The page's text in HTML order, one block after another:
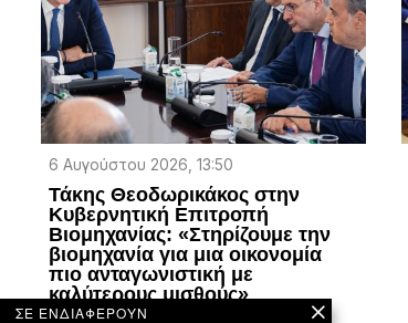
6 Αυγούστου 2026, 13:50
Τάκης Θεοδωρικάκος στην
Κυβερνητική Επιτροπή
Βιομηχανίας: «Στηρίζουμε την
βιομηχανία για μια οικονομία
πιο ανταγωνιστική με
καλύτερους μισθούς»
ΣΕ ΕΝΔΙΑΦΕΡΟΥΝ